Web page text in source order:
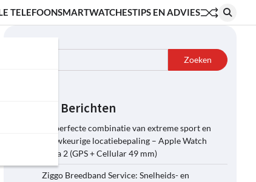
TELEFOONSMARTWATCHESTIPS EN ADVIES
Zoeken
Recente Berichten
De perfecte combinatie van extreme sport en
nauwkeurige locatiebepaling – Apple Watch
Ultra 2 (GPS + Cellular 49 mm)
Ziggo Breedband Service: Snelheids- en